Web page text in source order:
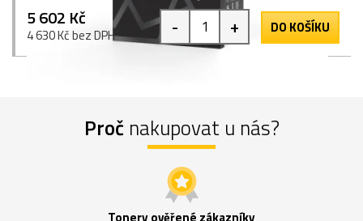
5 602 Kč
4 630 Kč bez DPH - + DO KOŠÍKU
Proč nakupovat u nás?